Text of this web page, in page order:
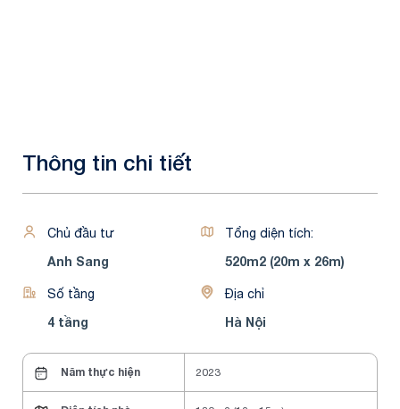
Thông tin chi tiết
Chủ đầu tư
Anh Sang
Tổng diện tích:
520m2 (20m x 26m)
Số tầng
4 tầng
Địa chỉ
Hà Nội
Năm thực hiện 2023